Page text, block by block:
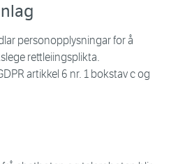
personopplysningar for å
rettleiingsplikta.
artikkel 6 nr. 1 bokstav c og